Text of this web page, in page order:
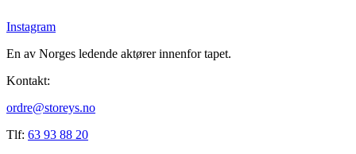
Instagram
En av Norges ledende aktører innenfor tapet.
Kontakt:
ordre@storeys.no
Tlf: 63 93 88 20